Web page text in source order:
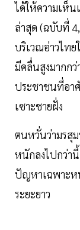
ได้ให้ความเห็
ล่าสุด (ฉบับที่
บริเวณอ่าวไท
มีคลื่นสูงมากก
ประชาชนที่อา
เซาะชายฝั่ง
ตนหวั่นว่ามรสุ
หนักลงไปกว่า
ปัญหาเฉพาะห
ระยะยาว